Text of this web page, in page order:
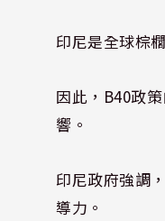
印尼是全球棕
因此，B40政
響。
印尼政府強調
導力。